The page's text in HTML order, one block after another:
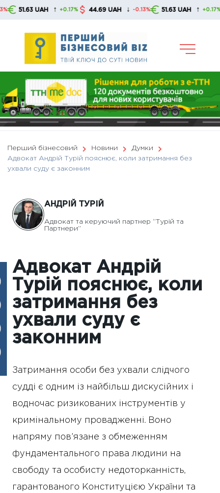
Skip
UAH ↑ +0.17% 44.69 UAH ↓ -0.13% 51.63 UAH ↑ +0.17% 44.69
Перший бізнесовий Новини
Думки
Адвокат Андрій Турій пояснює, коли затримання без
ухвали суду є законним
АНДРІЙ ТУРІЙ
Адвокат та керуючий партнер “Турій та
Партнери”
Адвокат Андрій
Турій пояснює, коли
затримання без
ухвали суду є
законним
Затримання особи без ухвали слідчого
судді є одним із найбільш дискусійних і
водночас ризикованих інструментів у
кримінальному провадженні. Воно
напряму пов’язане з обмеженням
фундаментального права людини на
свободу та особисту недоторканність,
гарантованого Конституцією України та